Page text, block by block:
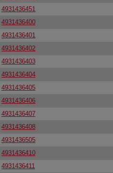
4931436451
4931436400
4931436401
4931436402
4931436403
4931436404
4931436405
4931436406
4931436407
4931436408
4931436505
4931436410
4931436411